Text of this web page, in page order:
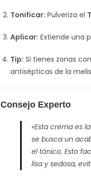
Tonificar: Pulveriza el
Aplicar: Extiende una
Tip: Si tienes zonas
antisépticas de la
Consejo Experto
«Esta crema es
se busca un
el tónico. Esto
lisa y sedosa,